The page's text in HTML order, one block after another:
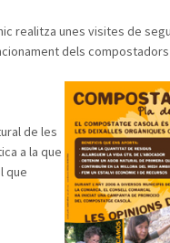
realitza unes visites de
dels
de les
a la que
que